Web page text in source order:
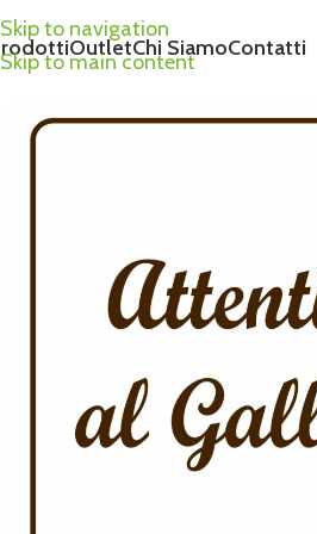
Skip to navigation
Skip to main content
OutletChi SiamoContatti